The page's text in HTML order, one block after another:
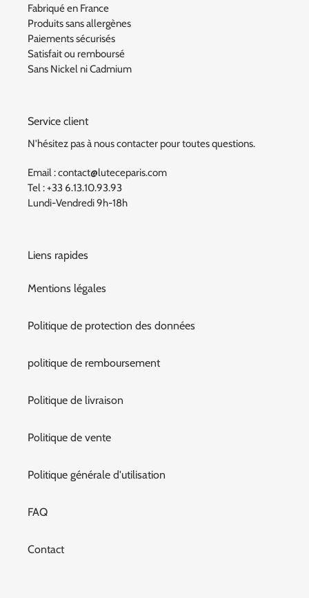
Fabriqué en France
Produits sans allergènes
Paiements sécurisés
Satisfait ou remboursé
Sans Nickel ni Cadmium
Service client
N'hésitez pas à nous contacter pour toutes questions.
Email : contact@luteceparis.com
Tel : +33 6.13.10.93.93
Lundi-Vendredi 9h-18h
Liens rapides
Mentions légales
Politique de protection des données
politique de remboursement
Politique de livraison
Politique de vente
Politique générale d'utilisation
FAQ
Contact